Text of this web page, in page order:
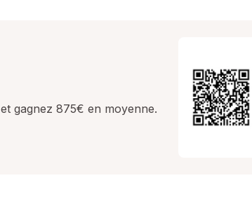
et gagnez 875€ en moyenne.